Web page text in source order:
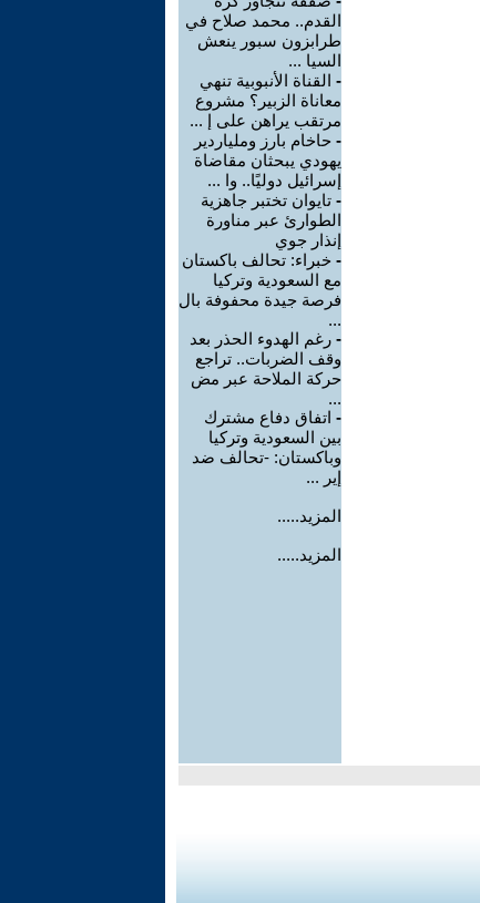
القدم.. محمد صلاح في
طرابزون سبور ينعش
السيا ...
- القناة الأنبوبية تنهي
معاناة الزبير؟ مشروع
مرتقب يراهن على إ ...
- حاخام بارز وملياردير
يهودي يبحثان مقاضاة
إسرائيل دوليًا.. وا ...
- تايوان تختبر جاهزية
الطوارئ عبر مناورة
إنذار جوي
- خبراء: تحالف باكستان
مع السعودية وتركيا
فرصة جيدة محفوفة بال
...
- رغم الهدوء الحذر بعد
وقف الضربات.. تراجع
حركة الملاحة عبر مض
...
- اتفاق دفاع مشترك
بين السعودية وتركيا
وباكستان: -تحالف ضد
إير ...
المزيد.....
المزيد.....